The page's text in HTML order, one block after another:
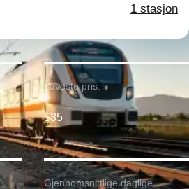
1 stasjon
Laveste pris:
$35
Gjennomsnittlige daglige